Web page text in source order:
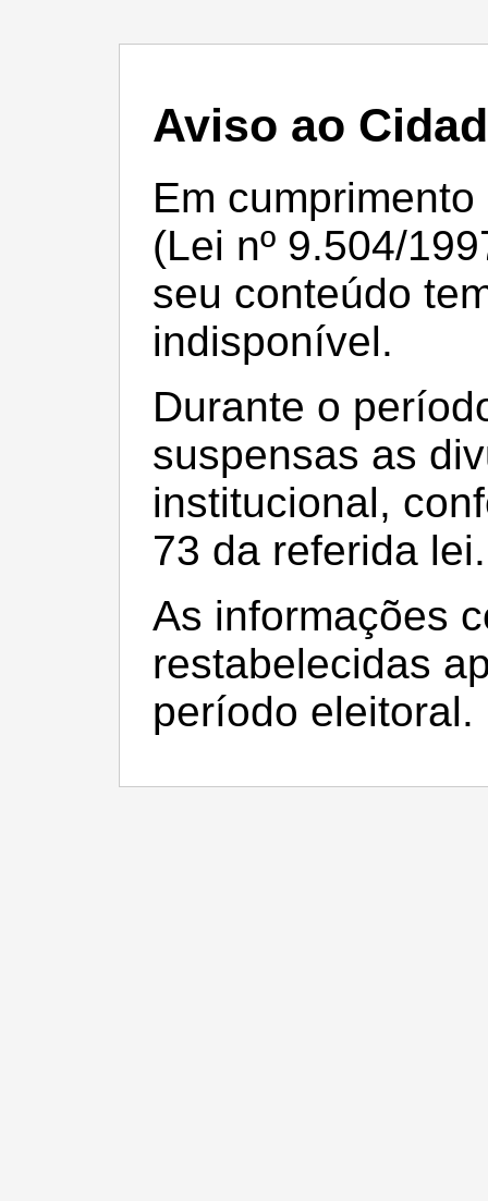
Aviso ao
Em
(Lei nº 9.504/
seu conteúdo
indisponível.
Durante o
suspensas as
institucional,
73 da referida lei.
As informações
restabelecidas
período eleitoral.